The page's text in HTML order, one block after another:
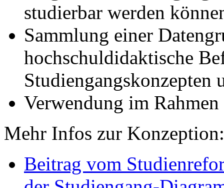
studierbar werden
Sammlung einer
hochschuldidaktische
Studiengangskonzepten
Verwendung im
Mehr Infos zur Konzeption:
Beitrag vom